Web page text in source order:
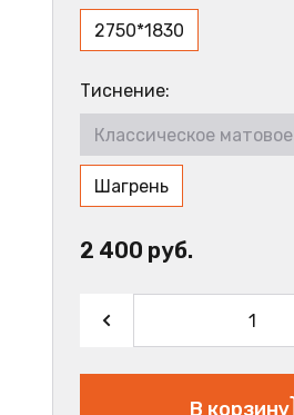
2750*1830
Тиснение:
Классическое матовое
Шагрень
2 400 руб.
В корзину